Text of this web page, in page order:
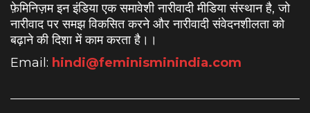
फ़ेमिनिज़म इन इंडिया एक समावेशी नारीवादी मीडिया संस्थान है, जो
नारीवाद पर समझ विकसित करने और नारीवादी संवेदनशीलता को
बढ़ाने की दिशा में काम करता है। ।
Email: hindi@feminisminindia.com